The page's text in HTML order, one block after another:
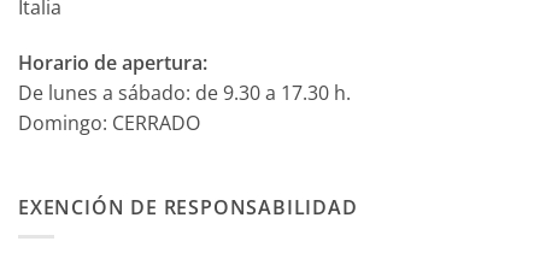
Italia
Horario de apertura:
De lunes a sábado: de 9.30 a 17.30 h.
Domingo: CERRADO
EXENCIÓN DE RESPONSABILIDAD